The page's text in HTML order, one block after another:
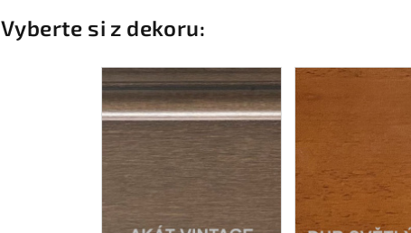
Vyberte si z dekoru: